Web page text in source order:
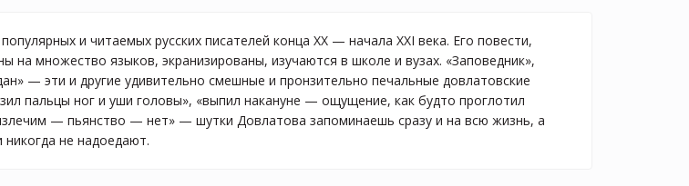
и читаемых русских писателей конца XX — начала XXI века. Его повести,
на множество языков, экранизированы, изучаются в школе и вузах. «Заповедник»,
— эти и другие удивительно смешные и пронзительно печальные довлатовские
пальцы ног и уши головы», «выпил накануне — ощущение, как будто проглотил
— пьянство — нет» — шутки Довлатова запоминаешь сразу и на всю жизнь, а
не надоедают.